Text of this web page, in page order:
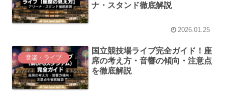
ナ・スタンド徹底解説
2026.01.25
音楽・ライブ
国立競技場ライブ完全ガイド！座
席の考え方・音響の傾向・注意点
を徹底解説